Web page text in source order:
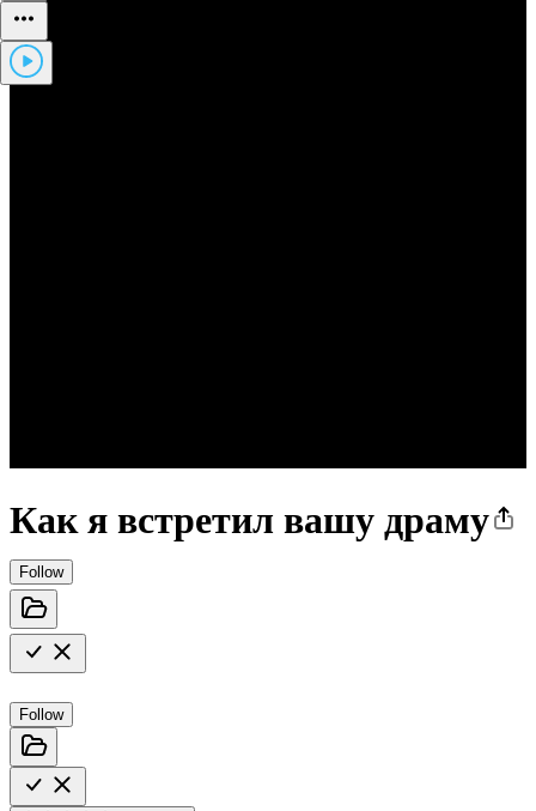
Как я встретил вашу драму
Follow
Follow